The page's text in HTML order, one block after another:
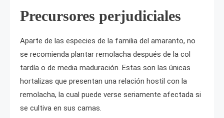
Precursores perjudiciales
Aparte de las especies de la familia del amaranto, no
se recomienda plantar remolacha después de la col
tardía o de media maduración. Estas son las únicas
hortalizas que presentan una relación hostil con la
remolacha, la cual puede verse seriamente afectada si
se cultiva en sus camas.